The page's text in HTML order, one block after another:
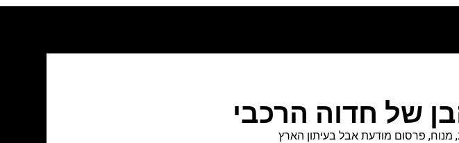
של חדוה הרכבי
, מנוח, פרסום מודעת אבל בעיתון הארץ